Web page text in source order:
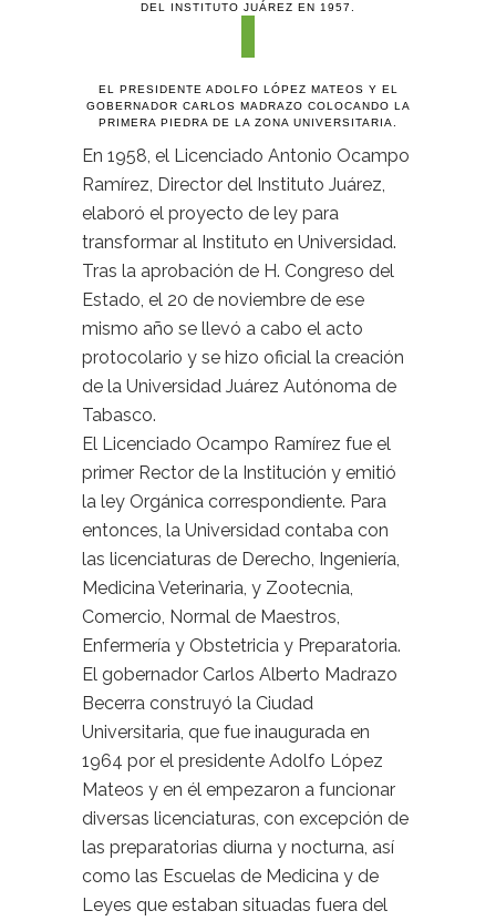
DEL INSTITUTO JUÁREZ EN 1957.
EL PRESIDENTE ADOLFO LÓPEZ MATEOS Y EL
GOBERNADOR CARLOS MADRAZO COLOCANDO LA
PRIMERA PIEDRA DE LA ZONA UNIVERSITARIA.
En 1958, el Licenciado Antonio Ocampo
Ramírez, Director del Instituto Juárez,
elaboró el proyecto de ley para
transformar al Instituto en Universidad.
Tras la aprobación de H. Congreso del
Estado, el 20 de noviembre de ese
mismo año se llevó a cabo el acto
protocolario y se hizo oficial la creación
de la Universidad Juárez Autónoma de
Tabasco.
El Licenciado Ocampo Ramírez fue el
primer Rector de la Institución y emitió
la ley Orgánica correspondiente. Para
entonces, la Universidad contaba con
las licenciaturas de Derecho, Ingeniería,
Medicina Veterinaria, y Zootecnia,
Comercio, Normal de Maestros,
Enfermería y Obstetricia y Preparatoria.
El gobernador Carlos Alberto Madrazo
Becerra construyó la Ciudad
Universitaria, que fue inaugurada en
1964 por el presidente Adolfo López
Mateos y en él empezaron a funcionar
diversas licenciaturas, con excepción de
las preparatorias diurna y nocturna, así
como las Escuelas de Medicina y de
Leyes que estaban situadas fuera del